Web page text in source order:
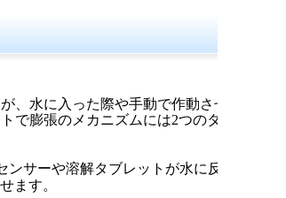
、水に入った際や手動で作動させ
で膨張のメカニズムには2つのタイ
サーや溶解タブレットが水に反
ます。